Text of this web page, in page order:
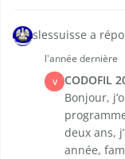
slessuisse a
l'année dernière
V CODOFIL
Bonjour,
deux ans,
année,